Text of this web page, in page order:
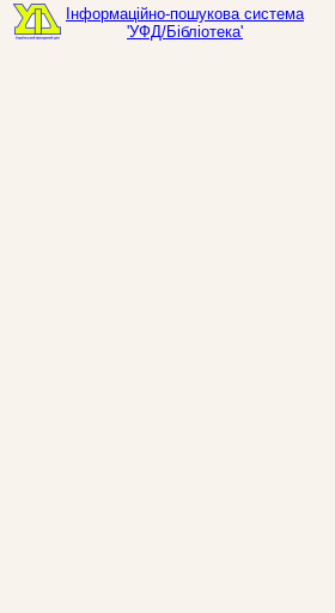
Інформаційно-пошукова система
'УФД/Бібліотека'